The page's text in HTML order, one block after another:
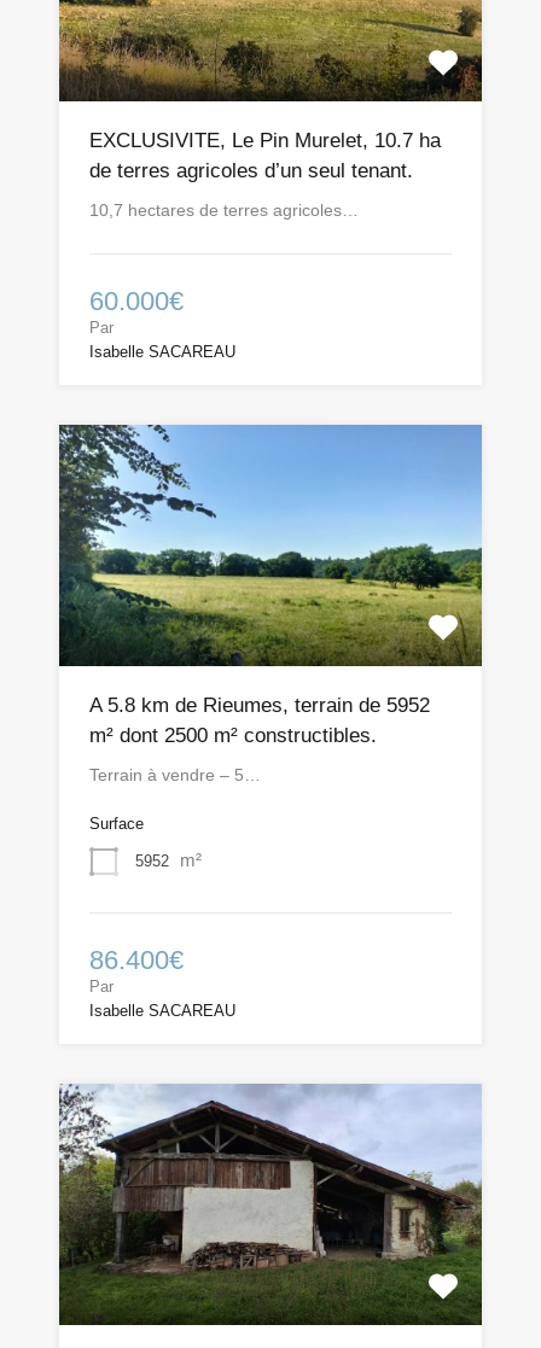
EXCLUSIVITE, Le Pin Murelet, 10.7 ha
de terres agricoles d’un seul tenant.
10,7 hectares de terres agricoles…
60.000€
Par
Isabelle SACAREAU
A 5.8 km de Rieumes, terrain de 5952
m² dont 2500 m² constructibles.
Terrain à vendre – 5…
Surface
5952 m²
86.400€
Par
Isabelle SACAREAU